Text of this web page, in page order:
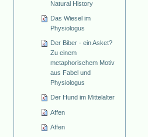
Natural History
Das Wiesel im
Physiologus
Der Biber - ein Asket?
Zu einem
metaphorischem Motiv
aus Fabel und
Physiologus
Der Hund im Mittelalter
Affen
Affen